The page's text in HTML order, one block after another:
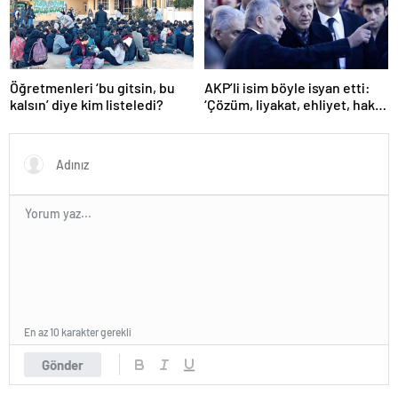
Öğretmenleri ‘bu gitsin, bu
kalsın’ diye kim listeledi?
AKP’li isim böyle isyan etti:
‘Çözüm, liyakat, ehliyet, hak,
Gönder
En az 10 karakter gerekli